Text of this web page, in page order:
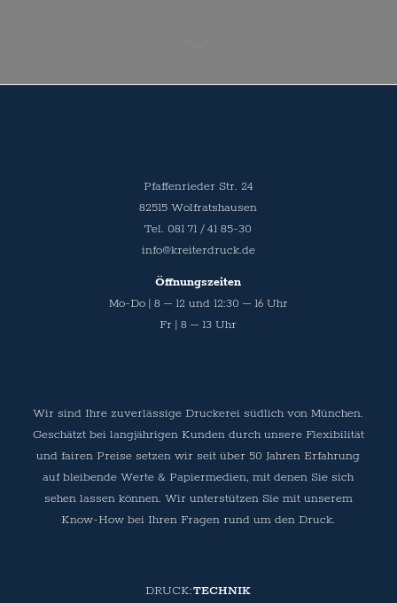
Pfaffenrieder Str. 24
82515 Wolfratshausen
Tel. 081 71 / 41 85-30
info@kreiterdruck.de
Öffnungszeiten
Mo-Do | 8 – 12 und 12:30 – 16 Uhr
Fr | 8 – 13 Uhr
Wir sind Ihre zuverlässige Druckerei südlich von München.
Geschätzt bei langjährigen Kunden durch unsere Flexibilität
und fairen Preise setzen wir seit über 50 Jahren Erfahrung
auf bleibende Werte & Papiermedien, mit denen Sie sich
sehen lassen können. Wir unterstützen Sie mit unserem
Know-How bei Ihren Fragen rund um den Druck.
TECHNIK